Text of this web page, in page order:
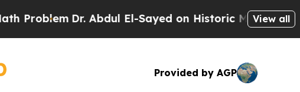
Abdul El-Sayed on Historic Michigan Win: “People
View all
Provided by AGP